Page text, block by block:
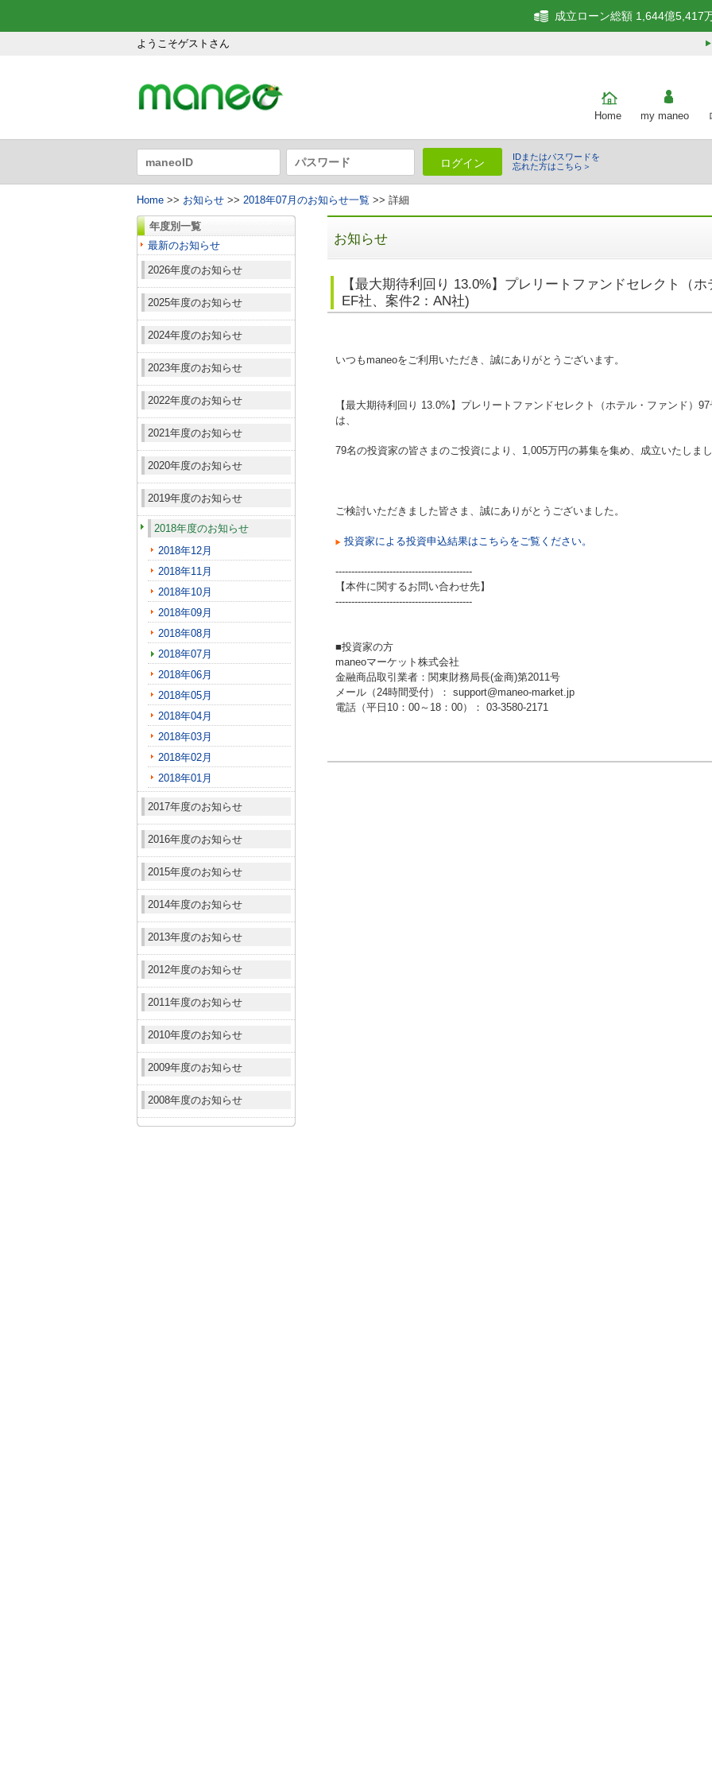
ようこそゲストさん
成立ローン総額 1,644億5,417
Home my maneo
ログイン
IDまたはパスワードを
忘れた方はこちら＞
Home >> お知らせ >> 2018年07月のお知らせ一覧 >> 詳細
年度別一覧
最新のお知らせ
2026年度のお知らせ
2025年度のお知らせ
2024年度のお知らせ
2023年度のお知らせ
2022年度のお知らせ
2021年度のお知らせ
2020年度のお知らせ
2019年度のお知らせ
2018年度のお知らせ
2018年12月
2018年11月
2018年10月
2018年09月
2018年08月
2018年07月
2018年06月
2018年05月
2018年04月
2018年03月
2018年02月
2018年01月
2017年度のお知らせ
2016年度のお知らせ
2015年度のお知らせ
2014年度のお知らせ
2013年度のお知らせ
2012年度のお知らせ
2011年度のお知らせ
2010年度のお知らせ
2009年度のお知らせ
2008年度のお知らせ
お知らせ
【最大期待利回り 13.0%】プレリートファンドセレクト（
EF社、案件2：AN社)
いつもmaneoをご利用いただき、誠にありがとうございます。
【最大期待利回り 13.0%】プレリートファンドセレクト（ホテル・ファンド）
は、
79名の投資家の皆さまのご投資により、1,005万円の募集を集め、成立いたしま
ご検討いただきました皆さま、誠にありがとうございました。
投資家による投資申込結果はこちらをご覧ください。
-------------------------------------------
【本件に関するお問い合わせ先】
-------------------------------------------
■投資家の方
maneoマーケット株式会社
金融商品取引業者：関東財務局長(金商)第2011号
メール（24時間受付）： support@maneo-market.jp
電話（平日10：00～18：00）： 03-3580-2171